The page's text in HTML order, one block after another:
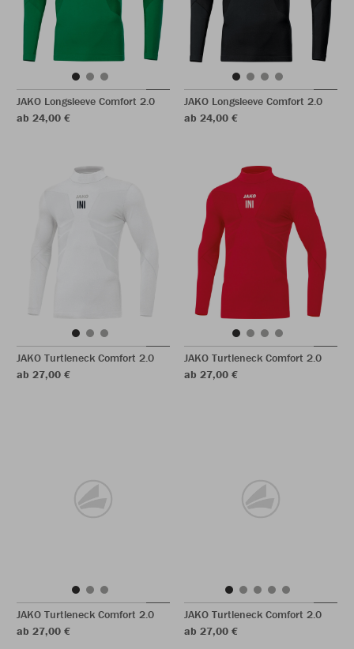
JAKO Longsleeve Comfort 2.0
ab 24,00 €
JAKO Longsleeve Comfort 2.0
ab 24,00 €
JAKO Turtleneck Comfort 2.0
ab 27,00 €
JAKO Turtleneck Comfort 2.0
ab 27,00 €
JAKO Turtleneck Comfort 2.0
ab 27,00 €
JAKO Turtleneck Comfort 2.0
ab 27,00 €